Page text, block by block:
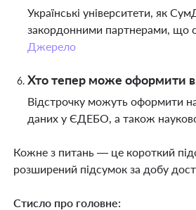
Українські університети, як
закордонними партнерами, що
Джерело
Хто тепер може оформити
Відстрочку можуть оформити
даних у ЄДЕБО, а також науково-
Кожне з питань — це короткий
розширений підсумок за добу
Стисло про головне: